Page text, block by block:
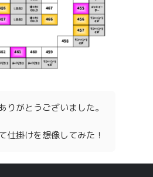
がとうございました。
仕掛けを想像してみた！